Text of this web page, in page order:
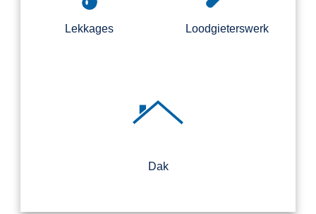
Lekkages Loodgieterswerk
Dak